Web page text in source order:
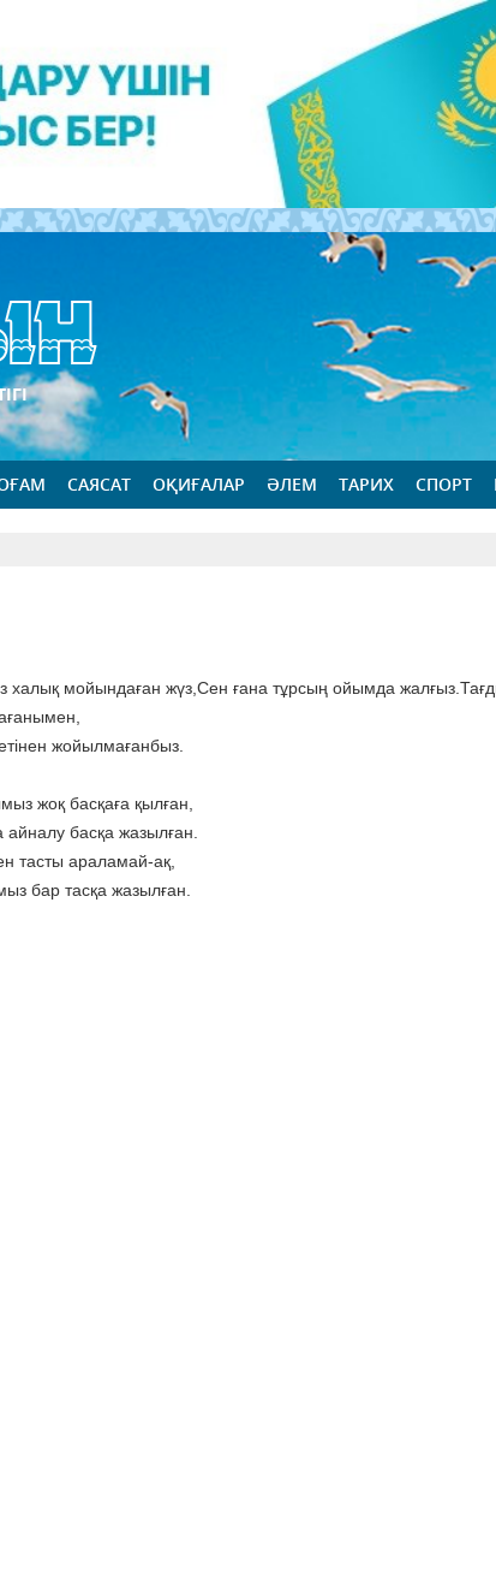
САЯСАТ ОҚИҒАЛАР ӘЛЕМ ТАРИХ СПОРТ
халық мойындаған жүз,Сен ғана тұрсың ойымда
жойылмағанбыз.
жоқ басқаға қылған,
айналу басқа жазылған.
тасты араламай-ақ,
бар тасқа жазылған.